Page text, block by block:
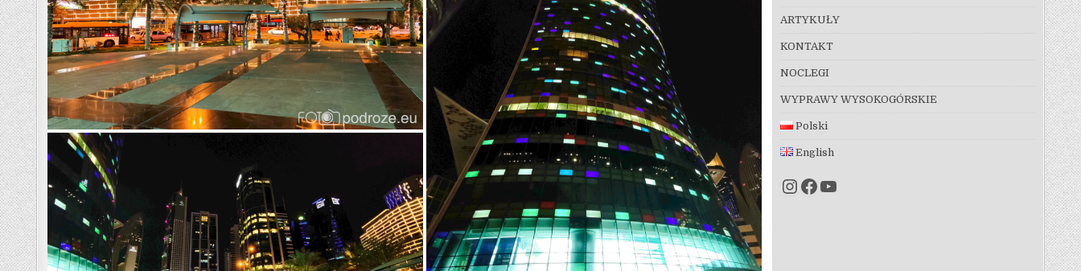
ARTYKUŁY
KONTAKT
NOCLEGI
WYPRAWY WYSOKOGÓRSKIE
Polski
English
Instagram
Facebook
YouTube